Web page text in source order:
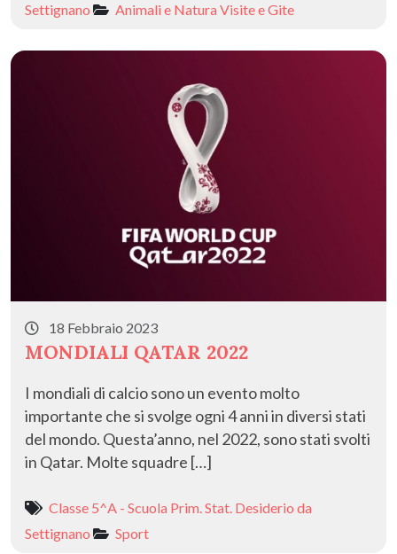
Settignano
Animali e Natura Visite e Gite
18 Febbraio 2023
MONDIALI QATAR 2022
I mondiali di calcio sono un evento molto
importante che si svolge ogni 4 anni in diversi stati
del mondo. Questa’anno, nel 2022, sono stati svolti
in Qatar. Molte squadre […]
Classe 5^A - Scuola Prim. Stat. Desiderio da
Settignano
Sport